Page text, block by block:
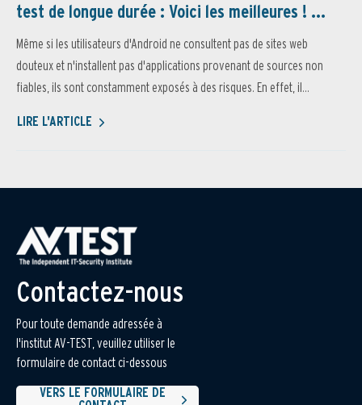
test de longue durée : Voici les meilleures ! ...
Même si les utilisateurs d'Android ne consultent pas de sites web
douteux et n'installent pas d'applications provenant de sources non
fiables, ils sont constamment exposés à des risques. En effet, il...
LIRE L'ARTICLE
Contactez-nous
Pour toute demande adressée à
l'institut AV-TEST, veuillez utiliser le
formulaire de contact ci-dessous
VERS LE FORMULAIRE DE